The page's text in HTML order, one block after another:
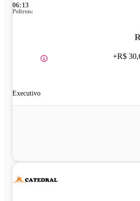
06:13
Poltrona
Executivo
+R$